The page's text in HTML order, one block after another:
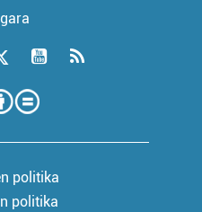
politika
politika